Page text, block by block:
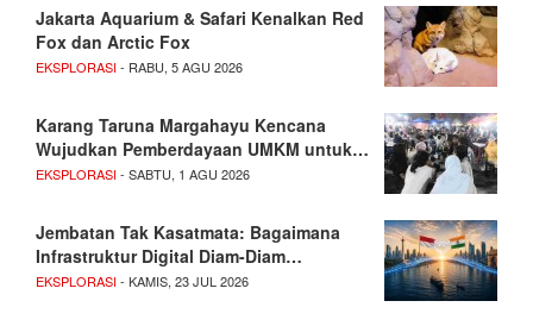
Jakarta Aquarium & Safari Kenalkan Red
Fox dan Arctic Fox
EKSPLORASI- RABU, 5 AGU 2026
Karang Taruna Margahayu Kencana
Wujudkan Pemberdayaan UMKM untuk…
EKSPLORASI- SABTU, 1 AGU 2026
Jembatan Tak Kasatmata: Bagaimana
Infrastruktur Digital Diam-Diam…
EKSPLORASI- KAMIS, 23 JUL 2026